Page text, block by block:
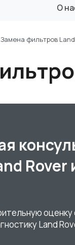
О
Замена фильтров
Rover
Land